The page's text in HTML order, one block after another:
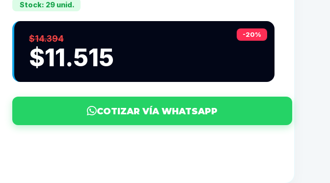
Stock: 29 unid.
-20%
$14.394
$11.515
COTIZAR VÍA WHATSAPP